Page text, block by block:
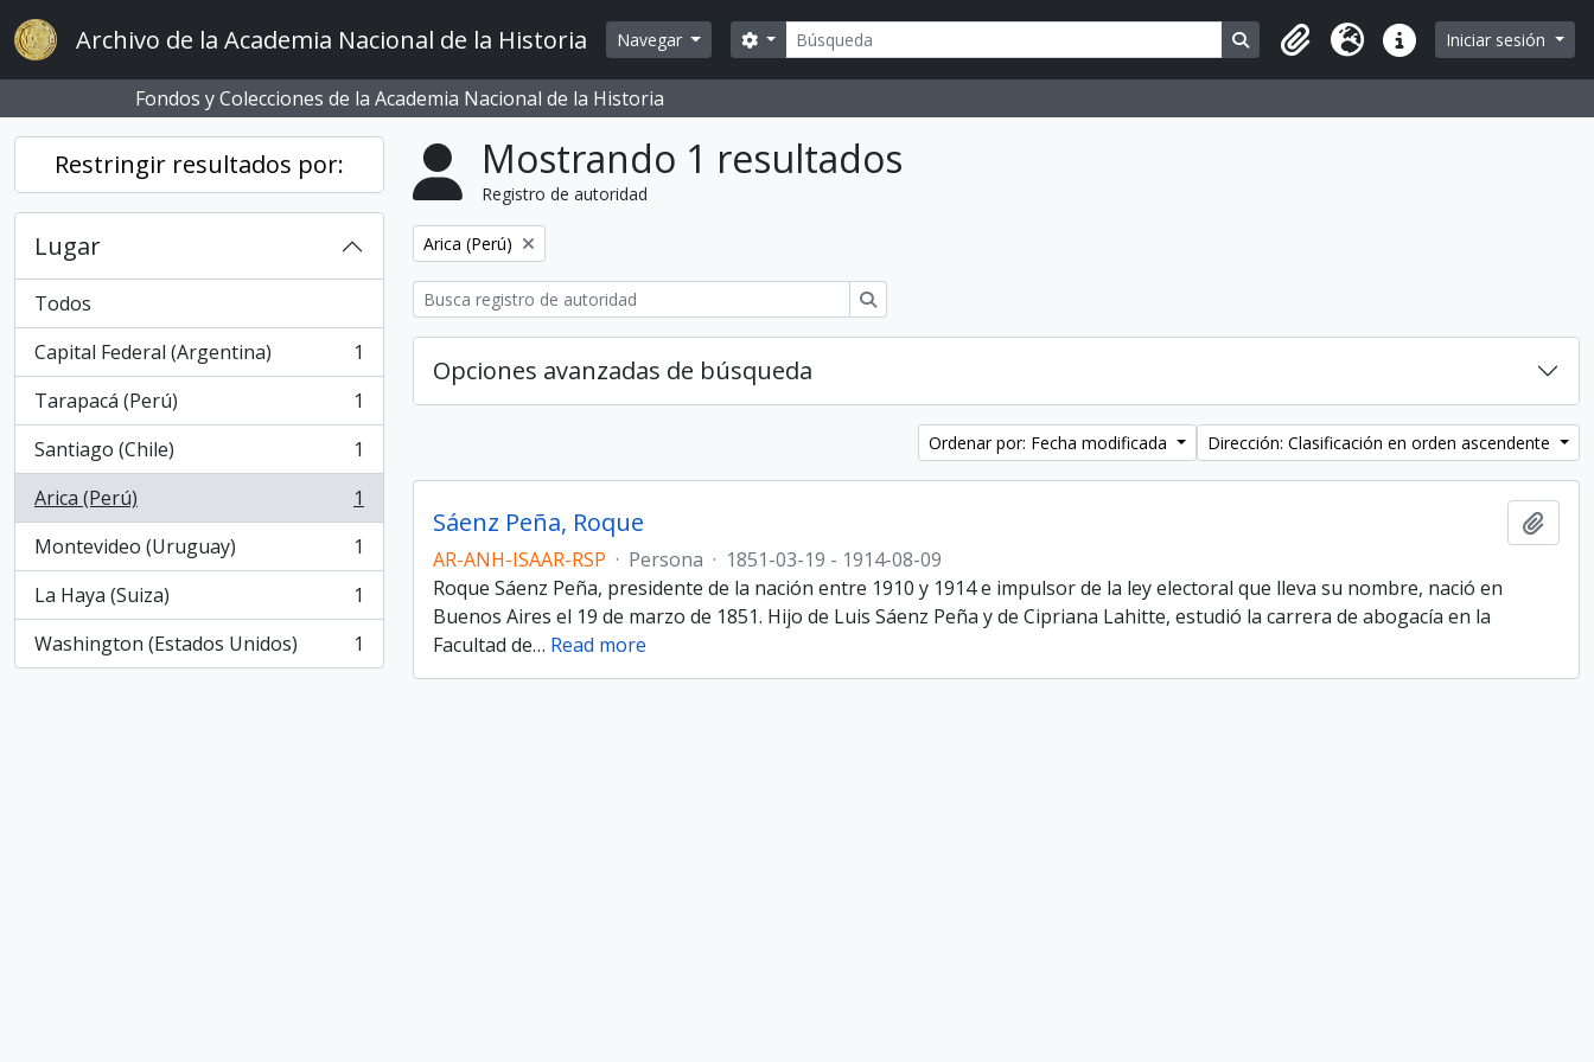
Skip to main content
Archivo de la Academia Nacional de la Historia Navegar Búsqueda
Search options Search in browse page
Portapapeles
Idioma Enlaces rápidos
Iniciar sesión
Fondos y Colecciones de la Academia Nacional de la Historia
Restringir resultados por:
Lugar
Todos
Capital Federal (Argentina)
, 1 resultados
1
Tarapacá (Perú)
, 1 resultados
1
Santiago (Chile)
, 1 resultados
1
Arica (Perú)
, 1 resultados
1
Montevideo (Uruguay)
, 1 resultados
1
La Haya (Suiza)
, 1 resultados
1
Washington (Estados Unidos)
, 1 resultados 1
Mostrando 1 resultados
Registro de autoridad
Remove filter:
Arica (Perú)
Opciones avanzadas de búsqueda
Ordenar por: Fecha modificada Dirección: Clasificación en orden ascendente
Sáenz Peña, Roque
AR-ANH-ISAAR-RSP · Persona · 1851-03-19 - 1914-08-09
Roque Sáenz Peña, presidente de la nación entre 1910 y 1914 e impulsor de la ley electoral que lleva su nombre, nació en
Buenos Aires el 19 de marzo de 1851. Hijo de Luis Sáenz Peña y de Cipriana Lahitte, estudió la carrera de abogacía en la
Facultad de… Read more